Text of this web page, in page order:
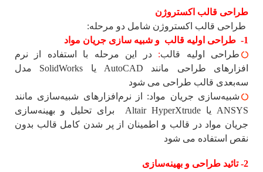
طراحی قالب اکستروژن
طراحی قالب اکستروژن شامل دو مرحله:
1-
طراحی اولیه قالب و شبیه سازی جریان مواد
طراحی اولیه قالب:در این مرحله با استفاده از نرم
افزارهای طراحی مانند AutoCAD یا SolidWorks مدل
سه‌بعدی قالب طراحی می شود
شبیه‌سازی جریان مواد:
از نرم‌افزارهای شبیه‌سازی مانند
ANSYS یا Altair HyperXtrude برای تحلیل و بهینه‌سازی
جریان مواد در قالب و اطمینان از پر شدن کامل قالب بدون
نقص استفاده می شود
2- تائید طراحی و بهینه‌سازی